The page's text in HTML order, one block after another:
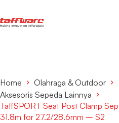
Home
Olahraga & Outdoor
Aksesoris Sepeda Lainnya
TaffSPORT Seat Post Clamp
31.8m for 27.2/28.6mm – S2